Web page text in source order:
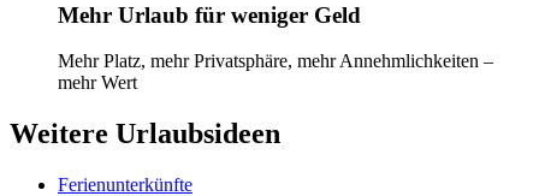
Mehr Urlaub für weniger Geld
Mehr Platz, mehr Privatsphäre, mehr Annehmlichkeiten –
mehr Wert
Weitere Urlaubsideen
Ferienunterkünfte